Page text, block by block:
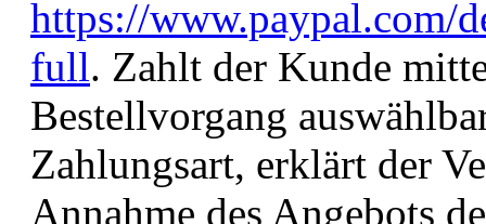
https://www.paypal.com/
full. Zahlt der Kunde
Bestellvorgang
Zahlungsart, erklärt der
Annahme des Angebots